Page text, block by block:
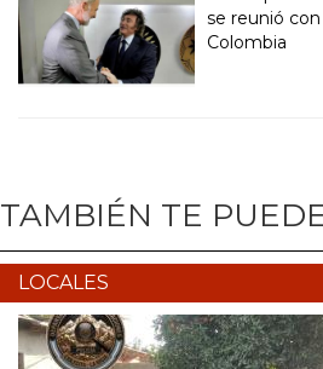
se reunió
Colombia
TAMBIÉN TE
LOCALES